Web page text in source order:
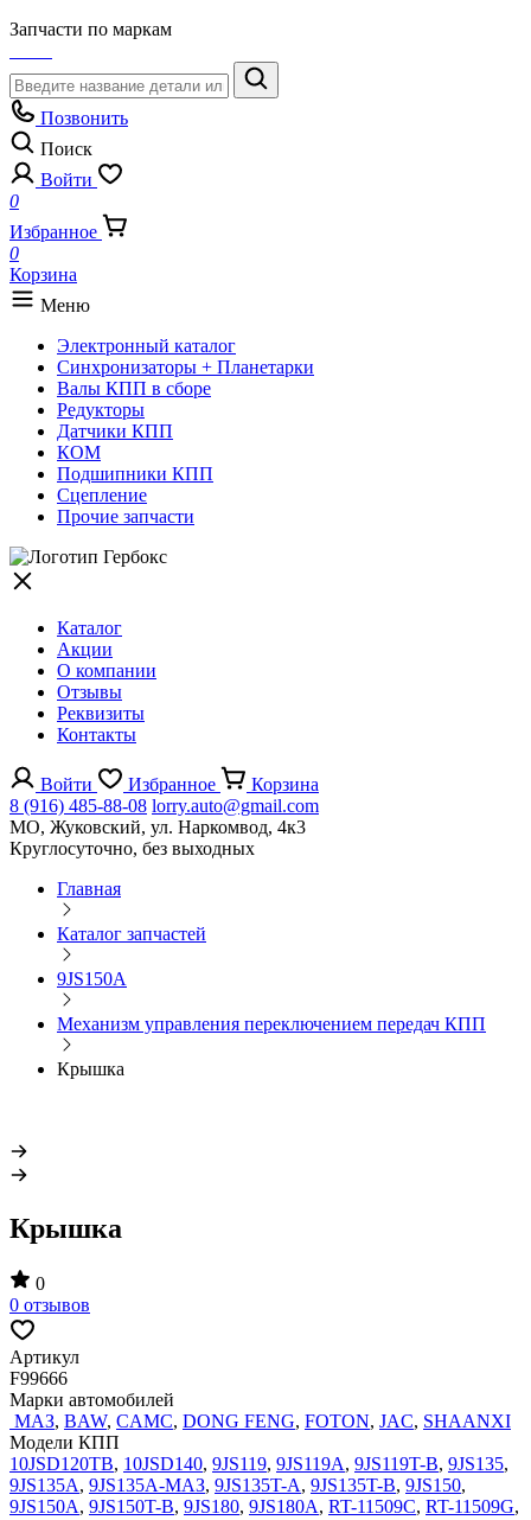
Запчасти по маркам
Позвонить
Поиск
Войти
0
Избранное
0
Корзина
Меню
Электронный каталог
Синхронизаторы + Планетарки
Валы КПП в сборе
Редукторы
Датчики КПП
КОМ
Подшипники КПП
Сцепление
Прочие запчасти
Каталог
Акции
О компании
Отзывы
Реквизиты
Контакты
Войти Избранное
Корзина
8 (916) 485-88-08 lorry.auto@gmail.com
МО, Жуковский, ул. Наркомвод, 4к3
Круглосуточно, без выходных
Главная
Каталог запчастей
9JS150A
Механизм управления переключением передач КПП
Крышка
Крышка
0
0 отзывов
Артикул
F99666
Марки автомобилей
МАЗ, BAW, CAMC, DONG FENG, FOTON, JAC, SHAANXI
Модели КПП
10JSD120TB, 10JSD140, 9JS119, 9JS119A, 9JS119T-B, 9JS135,
9JS135A, 9JS135A-МАЗ, 9JS135T-A, 9JS135T-B, 9JS150,
9JS150A, 9JS150T-B, 9JS180, 9JS180A, RT-11509C, RT-11509G,